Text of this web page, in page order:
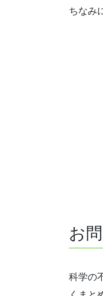
ちなみ
お
科学の